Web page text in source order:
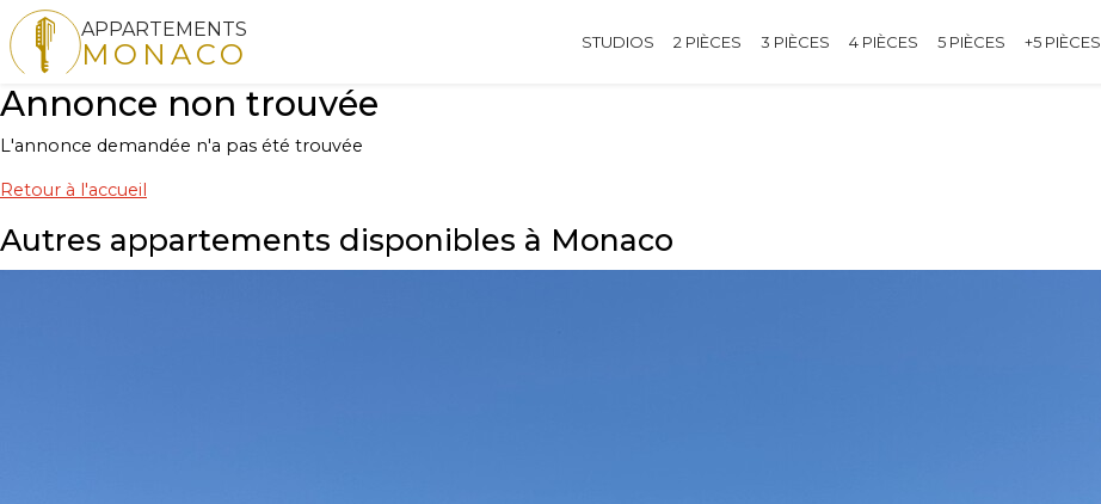
APPARTEMENTS
MONACO STUDIOS 2 PIÈCES 3 PIÈCES 4 PIÈCES 5 PIÈCES +5 PIÈCES
Annonce non trouvée
L'annonce demandée n'a pas été trouvée
Retour à l'accueil
Autres appartements disponibles à Monaco